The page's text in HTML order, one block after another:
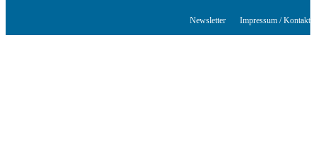
Newsletter
Impressum / Kontakt